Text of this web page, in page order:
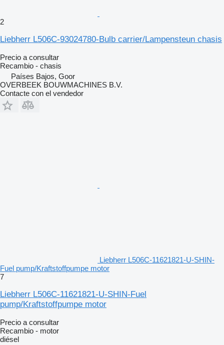
2
Liebherr L506C-93024780-Bulb carrier/Lampensteun chasis
Precio a consultar
Recambio - chasis
Países Bajos, Goor
OVERBEEK BOUWMACHINES B.V.
Contacte con el vendedor
Liebherr L506C-11621821-U-SHIN-
Fuel pump/Kraftstoffpumpe motor
7
Liebherr L506C-11621821-U-SHIN-Fuel
pump/Kraftstoffpumpe motor
Precio a consultar
Recambio - motor
diésel